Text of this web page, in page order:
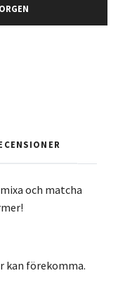
och matcha
kan förekomma.